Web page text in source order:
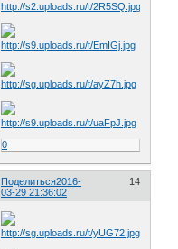
0
Поделиться 14
2016-
03-29 21:36:02